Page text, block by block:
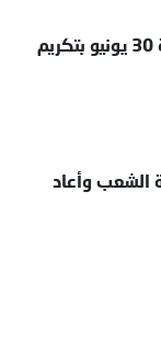
مجلس الشباب المصري يحتفي بذكرى ثورة 30 يونيو بتكريم
لإرادة الشعب وأعاد